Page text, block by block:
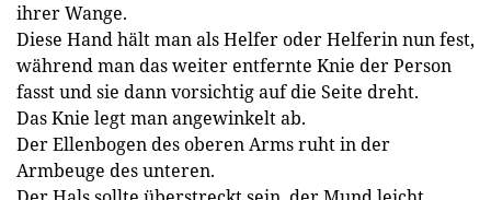
ihrer Wange.
Diese Hand hält man als Helfer oder Helferin nun fest,
während man das weiter entfernte Knie der Person
fasst und sie dann vorsichtig auf die Seite dreht.
Das Knie legt man angewinkelt ab.
Der Ellenbogen des oberen Arms ruht in der
Armbeuge des unteren.